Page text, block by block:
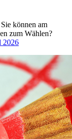
können am
zum Wählen?
2026